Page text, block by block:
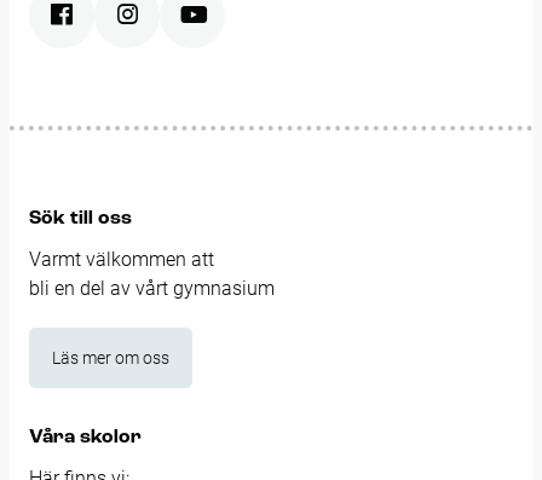
Sök till oss
Varmt välkommen att
bli en del av vårt gymnasium
Läs mer om oss
Våra skolor